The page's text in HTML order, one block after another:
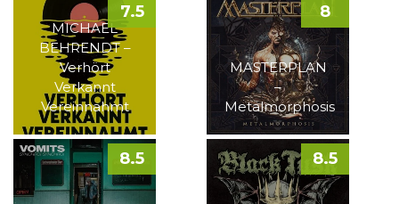
MICHAEL
BEHRENDT –
Verhört
Verkannt
Vereinnahmt
7.5
MASTERPLAN
–
Metalmorphosis
8
8.5 8.5